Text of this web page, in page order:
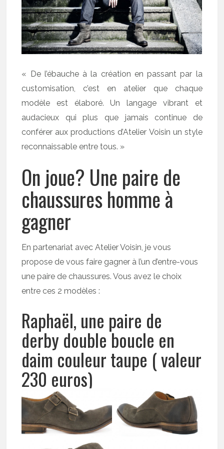
« De l’ébauche à la création en passant par la
customisation, c’est en atelier que chaque
modèle est élaboré. Un langage vibrant et
audacieux qui plus que jamais continue de
conférer aux productions d’Atelier Voisin un style
reconnaissable entre tous. »
On joue? Une paire de
chaussures homme à
gagner
En partenariat avec Atelier Voisin, je vous
propose de vous faire gagner à l’un d’entre-vous
une paire de chaussures. Vous avez le choix
entre ces 2 modèles :
Raphaël, une paire de
derby double boucle en
daim couleur taupe ( valeur
230 euros)